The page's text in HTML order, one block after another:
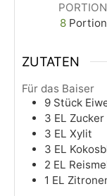
8
ZUTATEN
Für das Baiser
9 Stück
3 EL Zucker
3 EL Xylit
3 EL
2 EL
1 EL